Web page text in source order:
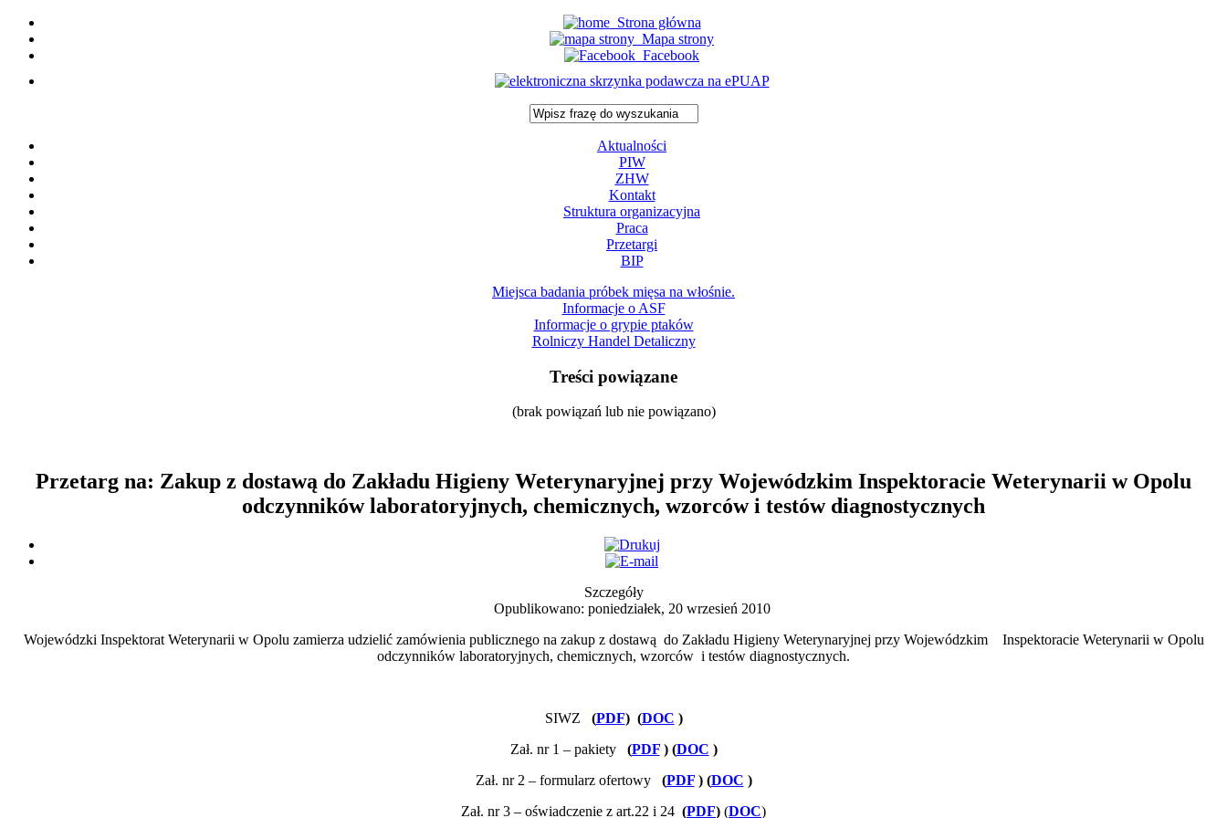
Strona główna
Mapa strony
Facebook
Aktualności
PIW
ZHW
Kontakt
Struktura organizacyjna
Praca
Przetargi
BIP
Miejsca badania próbek mięsa na włośnie.
Informacje o ASF
Informacje o grypie ptaków
Rolniczy Handel Detaliczny
Treści powiązane
(brak powiązań lub nie powiązano)
Przetarg na: Zakup z dostawą do Zakładu Higieny Weterynaryjnej przy Wojewódzkim Inspektoracie Weterynarii w Opolu
odczynników laboratoryjnych, chemicznych, wzorców i testów diagnostycznych
Szczegóły
Opublikowano: poniedziałek, 20 wrzesień 2010
Wojewódzki Inspektorat Weterynarii w Opolu zamierza udzielić zamówienia publicznego na zakup z dostawą do Zakładu Higieny Weterynaryjnej przy Wojewódzkim Inspektoracie Weterynarii w Opolu
odczynników laboratoryjnych, chemicznych, wzorców i testów diagnostycznych.
SIWZ (PDF) (DOC )
Zał. nr 1 – pakiety
(PDF) (DOC )
Zał. nr 2 – formularz ofertowy (PDF) (DOC )
Zał. nr 3 – oświadczenie z art.22 i 24 (PDF) (DOC)